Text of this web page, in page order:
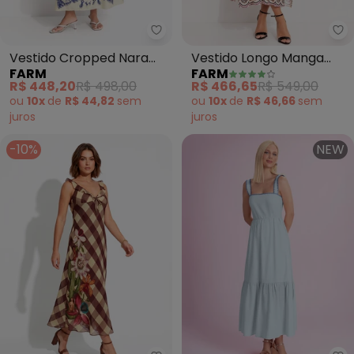
Farm - Vestido Cropped Nara
Vestido Cropped Nara
Floral (Off White)
FARM
R$ 448,20R$ 498,00
ou 10x de R$ 44,82 sem
juros
Vestido Longo Manga
Adriele (Bege)
FARM
R$ 466,65R$ 549,00
ou 10x de R$ 46,66 sem
juros
-10% NEW